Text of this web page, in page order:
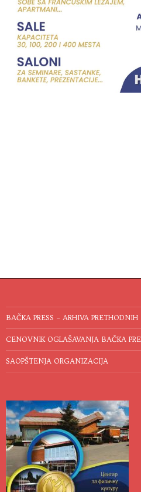
BAČKA PRESS – ARHIVA PRETHODNIH
CENOVNIK OGLAŠAVANJA BAČKA
SAOPŠTENJA ORGANIZACIJA